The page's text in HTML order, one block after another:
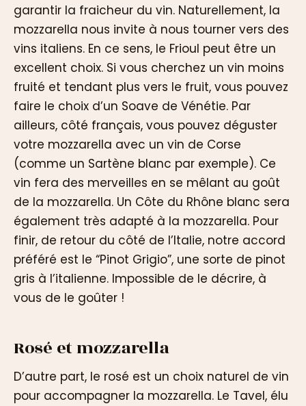
garantir la fraicheur du vin. Naturellement, la
mozzarella nous invite à nous tourner vers des
vins italiens. En ce sens, le Frioul peut être un
excellent choix. Si vous cherchez un vin moins
fruité et tendant plus vers le fruit, vous pouvez
faire le choix d’un Soave de Vénétie. Par
ailleurs, côté français, vous pouvez déguster
votre mozzarella avec un vin de Corse
(comme un Sartène blanc par exemple). Ce
vin fera des merveilles en se mêlant au goût
de la mozzarella. Un Côte du Rhône blanc sera
également très adapté à la mozzarella. Pour
finir, de retour du côté de l’Italie, notre accord
préféré est le “Pinot Grigio”, une sorte de pinot
gris à l’italienne. Impossible de le décrire, à
vous de le goûter !
Rosé et mozzarella
D’autre part, le rosé est un choix naturel de vin
pour accompagner la mozzarella. Le Tavel, élu